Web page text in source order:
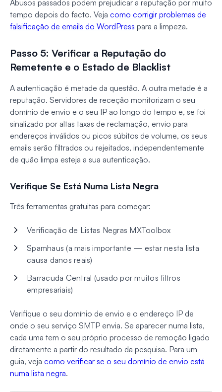
Abusos passados podem prejudicar a reputação por muito
tempo depois do facto. Veja como corrigir problemas de
falsificação de emails do WordPress para a limpeza.
Passo 5: Verificar a Reputação do
Remetente e o Estado de Blacklist
A autenticação é metade da questão. A outra metade é a
reputação. Servidores de receção monitorizam o seu
domínio de envio e o seu IP ao longo do tempo e, se foi
sinalizado por altas taxas de reclamação, envio para
endereços inválidos ou picos súbitos de volume, os seus
emails serão filtrados ou rejeitados, independentemente
de quão limpa esteja a sua autenticação.
Verifique Se Está Numa Lista Negra
Três ferramentas gratuitas para começar:
Verificação de Listas Negras MXToolbox
Spamhaus (a mais importante — estar nesta lista
causa danos reais)
Barracuda Central (usado por muitos filtros
empresariais)
Verifique o seu domínio de envio e o endereço IP de
onde o seu serviço SMTP envia. Se aparecer numa lista,
cada uma tem o seu próprio processo de remoção ligado
diretamente a partir do resultado da pesquisa. Para um
guia, veja como verificar se o seu domínio de envio está
numa lista negra.